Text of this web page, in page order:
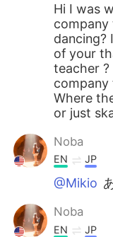
Hi I was
dancing?
of your
teacher ?
company
Where
or just
Noba
EN JP
@Mikio
Noba
EN JP